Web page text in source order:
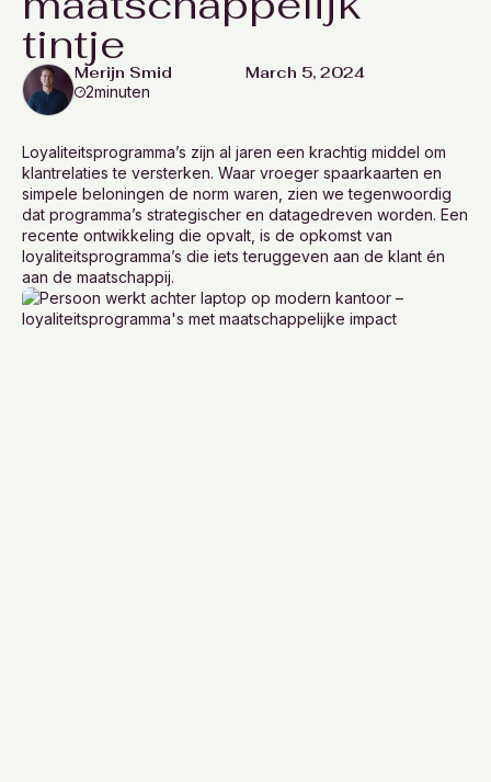
tintje
Merijn Smid
2minuten
March 5, 2024
Loyaliteitsprogramma’s zijn al jaren een krachtig middel om
klantrelaties te versterken. Waar vroeger spaarkaarten en
simpele beloningen de norm waren, zien we tegenwoordig
dat programma’s strategischer en datagedreven worden. Een
recente ontwikkeling die opvalt, is de opkomst van
loyaliteitsprogramma’s die iets teruggeven aan de klant én
aan de maatschappij.